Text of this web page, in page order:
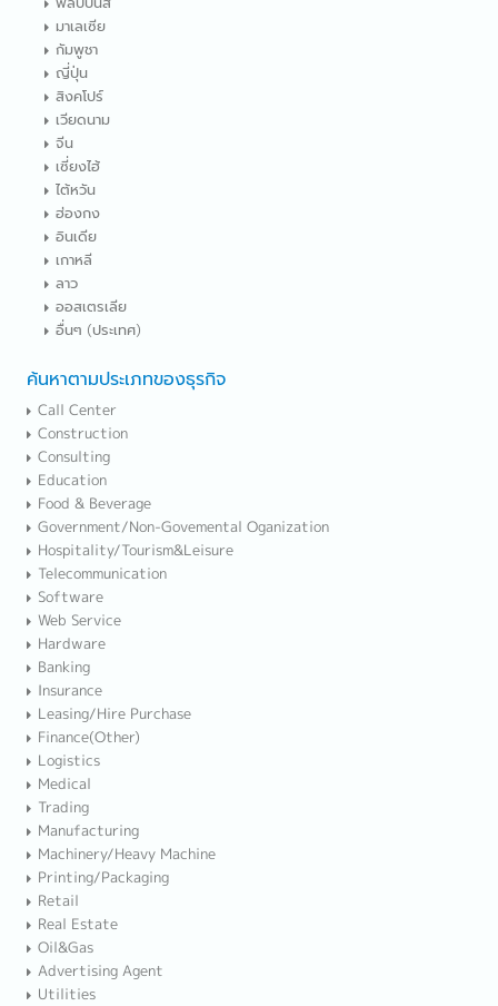
มาเลเซีย
กัมพูชา
ญี่ปุ่น
สิงคโปร์
เวียดนาม
จีน
เซี่ยงไฮ้
ไต้หวัน
ฮ่องกง
อินเดีย
เกาหลี
ลาว
ออสเตรเลีย
อื่นๆ (ประเทศ)
ค้นหาตามประเภทของธุรกิจ
Call Center
Construction
Consulting
Education
Food & Beverage
Government/Non-Govemental Oganization
Hospitality/Tourism&Leisure
Telecommunication
Software
Web Service
Hardware
Banking
Insurance
Leasing/Hire Purchase
Finance(Other)
Logistics
Medical
Trading
Manufacturing
Machinery/Heavy Machine
Printing/Packaging
Retail
Real Estate
Oil&Gas
Advertising Agent
Utilities